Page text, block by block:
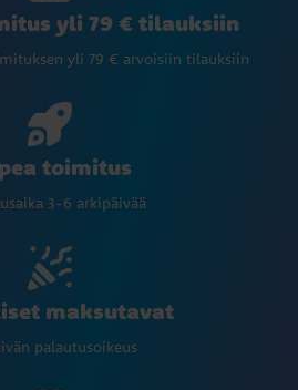
yli 79 € tilauksiin
yli 79 € arvoisiin tilauksiin
toimitus
3-6 arkipäivää
maksutavat
palautusoikeus